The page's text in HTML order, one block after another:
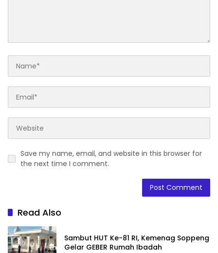
Save my name, email, and website in this browser for
the next time I comment.
Read Also
Sambut HUT Ke-81 RI, Kemenag Soppeng
Gelar GEBER Rumah Ibadah